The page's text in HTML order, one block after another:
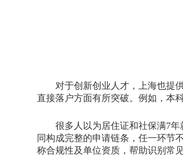
对于创新创业人才，上海也提供
直接落户方面有所突破。例如，本
很多人以为居住证和社保满7年
同构成完整的申请链条，任一环节
称合规性及单位资质，帮助识别常